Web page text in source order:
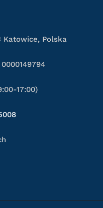
Katowice, Polska
17:00)